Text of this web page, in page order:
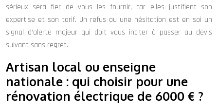
sérieux sera fier de vous les fournir, car elles justifient son
expertise et son tarif. Un refus ou une hésitation est en soi un
signal d’alerte majeur qui doit vous inciter à passer au devis
suivant sans regret.
Artisan local ou enseigne
nationale : qui choisir pour une
rénovation électrique de 6000 € ?